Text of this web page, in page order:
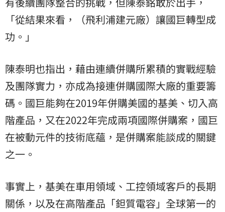
「從結果來看，（飛利浦建元廠）讓國巨轉型成
功。」
陳泰明也指出，藉由連續併購所累積的實戰經驗
及團隊實力，亦成為接連併購國際大廠的重要籌
碼。國巨能夠在2019年併購美國的基美、切入高
階產品，又在2022年完成兩項國際併購案，國巨
在被動元件的技術底蘊，是併購案能談成的關鍵
之一。
事實上，基美在車用領域、工控領域客戶的長期
關係，以及在高階產品「鉭質電容」全球第一的